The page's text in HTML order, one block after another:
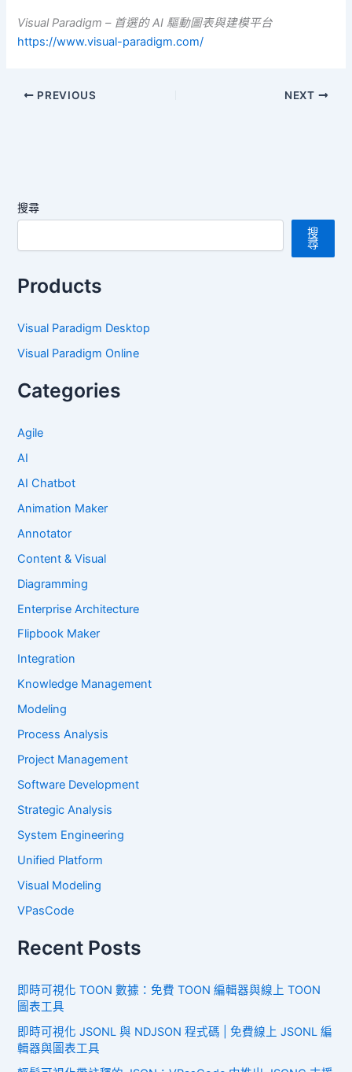
Visual Paradigm – 首選的 AI 驅動圖表與建模平台
https://www.visual-paradigm.com/
PREVIOUS NEXT
搜尋
搜
尋
Products
Visual Paradigm Desktop
Visual Paradigm Online
Categories
Agile
AI
AI Chatbot
Animation Maker
Annotator
Content & Visual
Diagramming
Enterprise Architecture
Flipbook Maker
Integration
Knowledge Management
Modeling
Process Analysis
Project Management
Software Development
Strategic Analysis
System Engineering
Unified Platform
Visual Modeling
VPasCode
Recent Posts
即時可視化 TOON 數據：免費 TOON 編輯器與線上 TOON
圖表工具
即時可視化 JSONL 與 NDJSON 程式碼 | 免費線上 JSONL 編
輯器與圖表工具